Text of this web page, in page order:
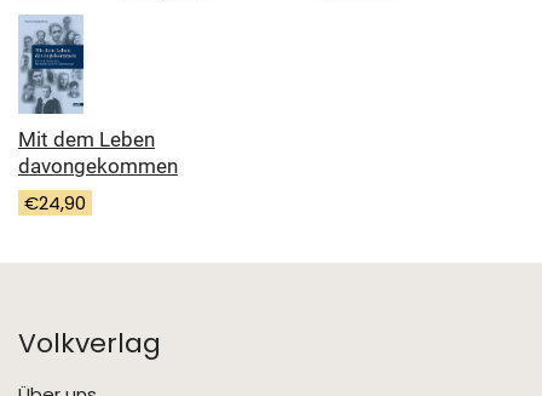
Mit dem Leben
davongekommen
€24,90
Volkverlag